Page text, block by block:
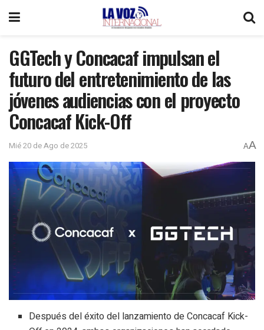
GGTech y Concacaf impulsan el
futuro del entretenimiento de las
jóvenes audiencias con el proyecto
Concacaf Kick-Off
Mié 20 de Ago de 2025 AA
Después del éxito del lanzamiento de Concacaf Kick-